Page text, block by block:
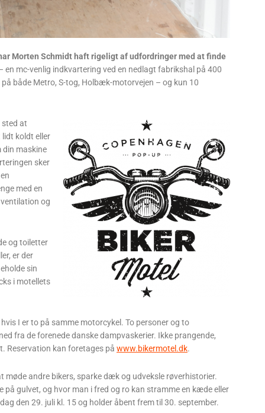
Morten Schmidt haft rigeligt af udfordringer med at finde
mc-venlig indkvartering ved en nedlagt fabrikshal på 400
både Metro, S-tog, Holbæk-motorvejen – og kun 10
sted at
lidt koldt eller
din maskine
sker
med en
og
og toiletter
er der
sin
i motellets
I er to på samme motorcykel. To personer og to
fra de forenede danske dampvaskerier. Ikke prangende,
Reservation kan foretages på www.bikermotel.dk.
møde andre bikers, sparke dæk og udveksle røverhistorier.
gulvet, og hvor man i fred og ro kan stramme en kæde eller
den 29. juli kl. 15 og holder åbent frem til 30. september.